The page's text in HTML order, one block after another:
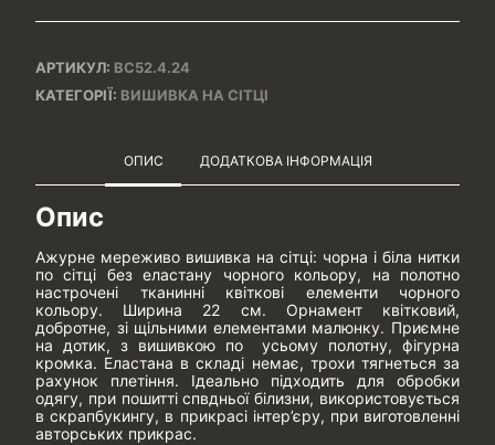
АРТИКУЛ: ВС52.4.24
КАТЕГОРІЇ: ВИШИВКА НА СІТЦІ
ОПИС ДОДАТКОВА ІНФОРМАЦІЯ
Опис
Ажурне мереживо вишивка на сітці: чорна і біла нитки
по сітці без еластану чорного кольору, на полотно
настрочені тканинні квіткові елементи чорного
кольору. Ширина 22 см. Орнамент квітковий,
добротне, зі щільними елементами малюнку. Приємне
на дотик, з вишивкою по усьому полотну, фігурна
кромка. Еластана в складі немає, трохи тягнеться за
рахунок плетіння. Ідеально підходить для обробки
одягу, при пошитті спвдньої білизни, використовується
в скрапбукингу, в прикрасі інтер’єру, при виготовленні
авторських прикрас.